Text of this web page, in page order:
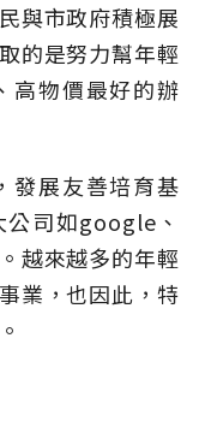
與市政府積極展
的是努力幫年輕
高物價最好的辦
發展友善培育基
司如google、
越來越多的年輕
業，也因此，特